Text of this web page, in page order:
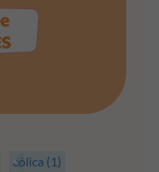
cólica (1)